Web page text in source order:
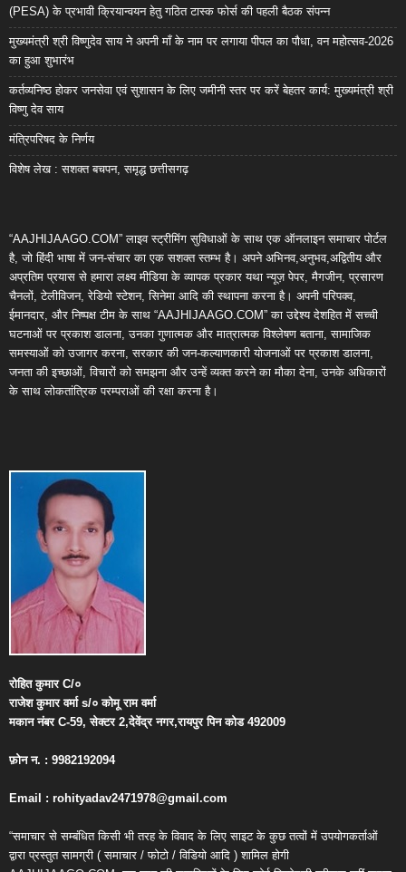
(PESA) के प्रभावी क्रियान्वयन हेतु गठित टास्क फोर्स की पहली बैठक संपन्न
मुख्यमंत्री श्री विष्णुदेव साय ने अपनी माँ के नाम पर लगाया पीपल का पौधा, वन महोत्सव-2026
का हुआ शुभारंभ
कर्तव्यनिष्ठ होकर जनसेवा एवं सुशासन के लिए जमीनी स्तर पर करें बेहतर कार्य: मुख्यमंत्री श्री
विष्णु देव साय
मंत्रिपरिषद के निर्णय
विशेष लेख : सशक्त बचपन, समृद्ध छत्तीसगढ़
“AAJHIJAAGO.COM” लाइव स्ट्रीमिंग सुविधाओं के साथ एक ऑनलाइन समाचार पोर्टल
है, जो हिंदी भाषा में जन-संचार का एक सशक्त स्तम्भ है। अपने अभिनव,अनुभव,अद्वितीय और
अप्रतिम प्रयास से हमारा लक्ष्य मीडिया के व्यापक प्रकार यथा न्यूज़ पेपर, मैगजीन, प्रसारण
चैनलों, टेलीविजन, रेडियो स्टेशन, सिनेमा आदि की स्थापना करना है। अपनी परिपक्व,
ईमानदार, और निष्पक्ष टीम के साथ “AAJHIJAAGO.COM” का उद्देश्य देशहित में सच्ची
घटनाओं पर प्रकाश डालना, उनका गुणात्मक और मात्रात्मक विश्लेषण बताना, सामाजिक
समस्याओं को उजागर करना, सरकार की जन-कल्याणकारी योजनाओं पर प्रकाश डालना,
जनता की इच्छाओं, विचारों को समझना और उन्हें व्यक्त करने का मौका देना, उनके अधिकारों
के साथ लोकतांत्रिक परम्पराओं की रक्षा करना है।
रोहित कुमारC/०
राजेश कुमार वर्माs/० कोमू राम वर्मा
मकान नंबरC-59,सेक्टर2,देवेंद्र नगर,रायपुर पिन कोड492009
फ़ोन न. : 9982192094
Email : rohityadav2471978@gmail.com
“समाचार से सम्बंधित किसी भी तरह के विवाद के लिए साइट के कुछ तत्वों में उपयोगकर्ताओं
द्वारा प्रस्तुत सामग्री ( समाचार / फोटो / विडियो आदि ) शामिल होगी